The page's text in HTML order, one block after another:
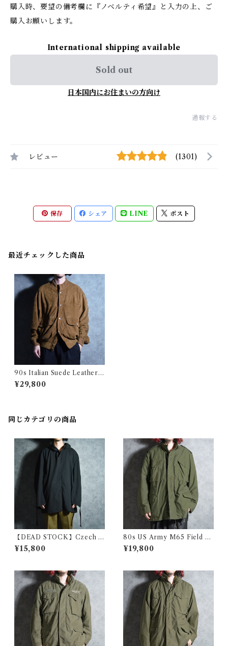
購入時、要望の備考欄に『ノベルティ希望』と入力の上、ご
購入お願いします。
International shipping available
Sold out
日本国内にお住まいの方向け
通報する
レビュー (1301)
保存 シェア LINE ポスト
最近チェックした商品
90s Italian Suede Leather J
acket スエード レザー ジャケ
ット 005
¥29,800
同じカテゴリの商品
【DEAD STOCK】Czech A
rmy Cotton Snow Camoufl
age Parka チェコ軍 コットン
¥15,800
80s US Army M65 Field Ja
cket 3rd model アメリカ軍
M65 フィールド ジャケット 1
¥19,800